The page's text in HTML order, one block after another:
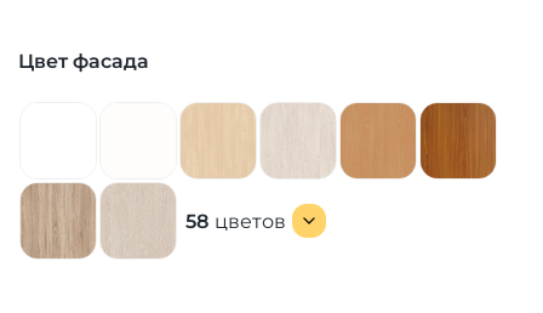
Цвет фасада
58 цветов